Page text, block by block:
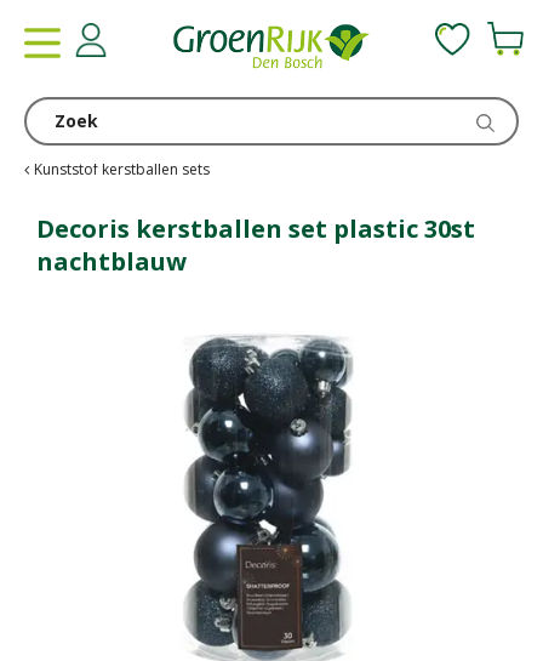
Kunststof kerstballen sets
Decoris kerstballen set plastic 30st
nachtblauw